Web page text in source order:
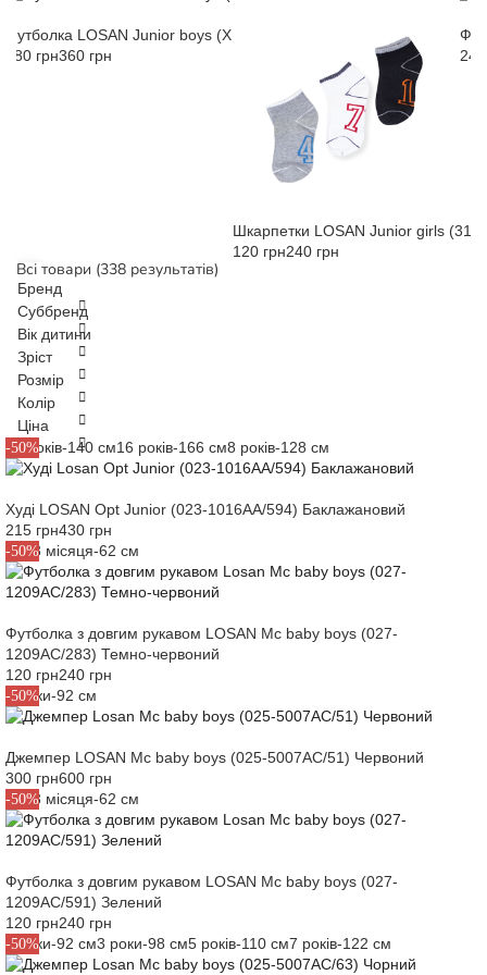
Футболка LOSAN Junior boys (X13-1001AA/51) Червоний
180 грн360 грн
Шкарпетки LOSAN Junior girls
120 грн240 грн
Всі товари (338 результатів)
Бренд
Обрано фільтрів:
Losan
Скасувати
Суббренд
Обрано фільтрів:
Junior boys
Junior girls
Kids boys
Losan Baby
MC BABY BOYS BABY
Opt Junior
Скасувати
Вік дитини
Обрано фільтрів:
1 місяць
1 рік
1.5 роки
10 років
14 років
16 років
18 років
2 роки
3 роки
4 роки
5 років
6 місяців
7 років
8 років
9 місяців
Скасувати
Зріст
Обрано фільтрів:
110 см
116 см
122 см
128 см
140 см
152 см
159 см
162 см
166 см
172 см
56 см
62 см
68 см
74 см
86 см
92 см
98 см
Розмір
Обрано фільтрів:
21-24
22
25
26
27
28-32
36-40
M1
M18
M3
M6
Застосувати фільтр
Скасувати
Колір
Обрано фільтрів:
Баклажановий
Темно-червоний
Червоний
Зелений
Чорний
Синій
Зелена трава
Голубий
Кавовий, помаранчевий
Коричневий
Темно-фіолетовий
Темно-попелястий
Синя ніч
Темно-сталевий
Сірий
Хакі
Свинцевий
Білий
Темно-бірюзовий
Ціна
Скасувати
-50%
10 років-140 см16 років-166 см8 років-128 см
Худі LOSAN Opt Junior (023-1016AA/594) Баклажановий
215 грн430 грн
-50%
M3-3 місяця-62 см
Футболка з довгим рукавом LOSAN Mc baby boys (027-
1209AC/283) Темно-червоний
120 грн240 грн
-50%
2 роки-92 см
Джемпер LOSAN Mc baby boys (025-5007AC/51) Червоний
300 грн600 грн
-50%
M3-3 місяця-62 см
Футболка з довгим рукавом LOSAN Mc baby boys (027-
1209AC/591) Зелений
120 грн240 грн
-50%
2 роки-92 см3 роки-98 см5 років-110 см7 років-122 см